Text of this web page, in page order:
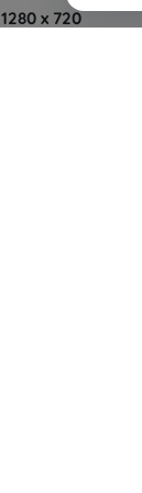
1280 x 720